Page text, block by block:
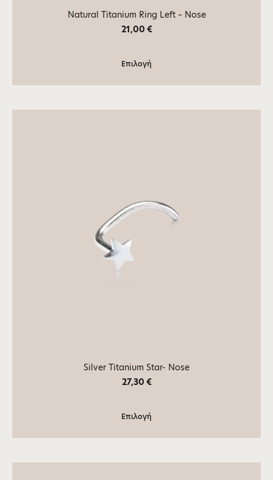
Natural Titanium Ring Left – Nose
21,00 €
Επιλογή
Silver Titanium Star- Nose
27,30 €
Επιλογή